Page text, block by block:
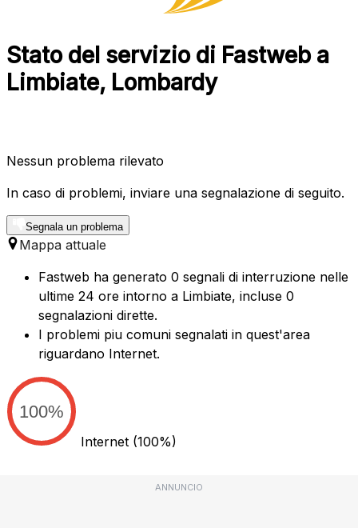
Stato del servizio di Fastweb a
Limbiate, Lombardy
Nessun problema rilevato
In caso di problemi, inviare una segnalazione di seguito.
Segnala un problema
Mappa attuale
Fastweb ha generato 0 segnali di interruzione nelle
ultime 24 ore intorno a Limbiate, incluse 0
segnalazioni dirette.
I problemi piu comuni segnalati in quest'area
riguardano Internet.
100%
Internet (100%)
ANNUNCIO